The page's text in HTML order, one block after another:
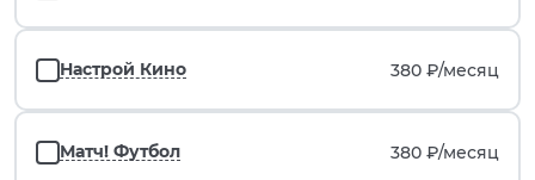
Настрой Кино 380 ₽/месяц
Матч! Футбол 380 ₽/месяц